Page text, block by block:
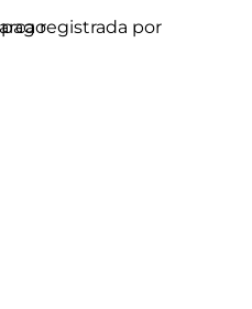
registrada por